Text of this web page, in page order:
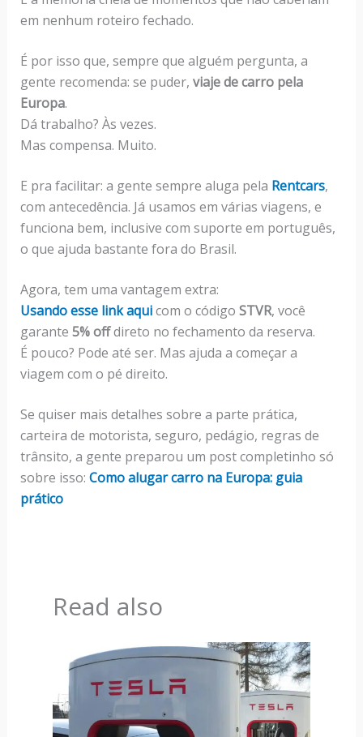
em nenhum roteiro fechado.
É por isso que, sempre que alguém pergunta, a
gente recomenda: se puder, viaje de carro pela
Europa.
Dá trabalho? Às vezes.
Mas compensa. Muito.
E pra facilitar: a gente sempre aluga pela Rentcars,
com antecedência. Já usamos em várias viagens, e
funciona bem, inclusive com suporte em português,
o que ajuda bastante fora do Brasil.
Agora, tem uma vantagem extra:
Usando esse link aquicom o código STVR, você
garante 5% offdireto no fechamento da reserva.
É pouco? Pode até ser. Mas ajuda a começar a
viagem com o pé direito.
Se quiser mais detalhes sobre a parte prática,
carteira de motorista, seguro, pedágio, regras de
trânsito, a gente preparou um post completinho só
sobre isso: Como alugar carro na Europa: guia
prático
Read also